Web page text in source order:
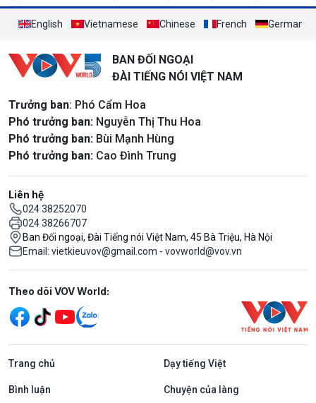
trung
English Vietnamese Chinese French German
BAN ĐỐI NGOẠI
ĐÀI TIẾNG NÓI VIỆT NAM
Trưởng ban: Phó Cẩm Hoa
Phó trưởng ban: Nguyễn Thị Thu Hoa
Phó trưởng ban: Bùi Mạnh Hùng
Phó trưởng ban: Cao Đình Trung
Liên hệ
024 38252070
024 38266707
Ban Đối ngoại, Đài Tiếng nói Việt Nam, 45 Bà Triệu, Hà Nội
Email: vietkieuvov@gmail.com - vovworld@vov.vn
Mạng xã hội
Theo dõi VOV World:
Trang chủ Dạy tiếng Việt
Bình luận Chuyện của làng